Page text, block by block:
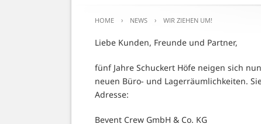
HOME › NEWS › WIR ZIEHEN UM!
Liebe Kunden, Freunde und Partner,
fünf Jahre Schuckert Höfe neigen sich
neuen Büro- und Lagerräumlichkeiten.
Adresse:
Bevent Crew GmbH & Co. KG